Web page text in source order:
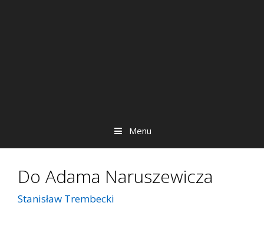
Menu
Do Adama Naruszewicza
Stanisław Trembecki